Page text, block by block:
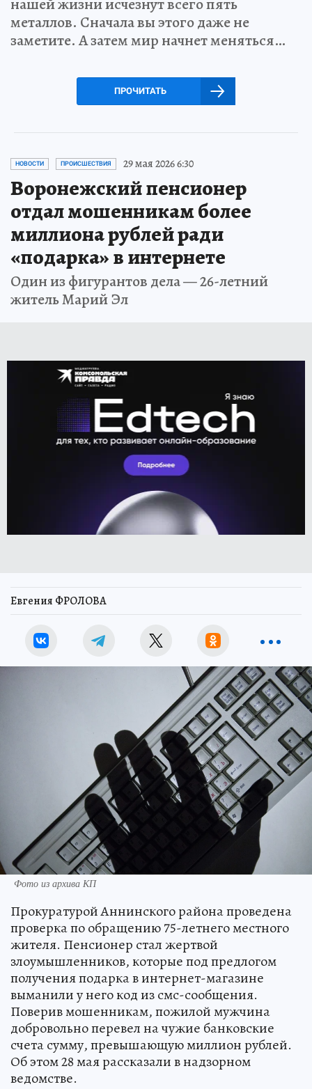
нашей жизни исчезнут всего пять
металлов. Сначала вы этого даже не
заметите. А затем мир начнет меняться…
ПРОЧИТАТЬ
НОВОСТИ ПРОИСШЕСТВИЯ 29 мая 2026 6:30
Воронежский пенсионер
отдал мошенникам более
миллиона рублей ради
«подарка» в интернете
Один из фигурантов дела — 26-летний
житель Марий Эл
Евгения ФРОЛОВА
Фото из архива КП
Прокуратурой Аннинского района проведена
проверка по обращению 75-летнего местного
жителя. Пенсионер стал жертвой
злоумышленников, которые под предлогом
получения подарка в интернет-магазине
выманили у него код из смс-сообщения.
Поверив мошенникам, пожилой мужчина
добровольно перевел на чужие банковские
счета сумму, превышающую миллион рублей.
Об этом 28 мая рассказали в надзорном
ведомстве.